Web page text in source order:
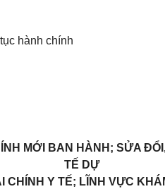
hành chính
MỚI BAN HÀNH; SỬA
TẾ DỰ
CHÍNH Y TẾ; LĨNH VỰC